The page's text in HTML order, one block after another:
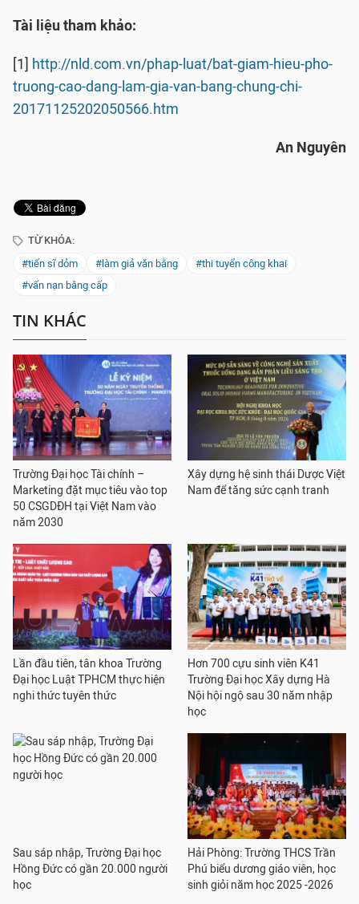
Tài liệu tham khảo:
[1] http://nld.com.vn/phap-luat/bat-giam-hieu-pho-
truong-cao-dang-lam-gia-van-bang-chung-chi-
20171125202050566.htm
An Nguyên
TỪ KHÓA:
#tiến sĩ dỏm
#làm giả văn bằng
#thi tuyển công khai
#vấn nạn bằng cấp
TIN KHÁC
Trường Đại học Tài chính –
Marketing đặt mục tiêu vào top
50 CSGDĐH tại Việt Nam vào
năm 2030
Xây dựng hệ sinh thái Dược Việt
Nam để tăng sức cạnh tranh
Lần đầu tiên, tân khoa Trường
Đại học Luật TPHCM thực hiện
nghi thức tuyên thức
Hơn 700 cựu sinh viên K41
Trường Đại học Xây dựng Hà
Nội hội ngộ sau 30 năm nhập
học
Sau sáp nhập, Trường Đại học
Hồng Đức có gần 20.000 người
học
Hải Phòng: Trường THCS Trần
Phú biểu dương giáo viên, học
sinh giỏi năm học 2025 -2026